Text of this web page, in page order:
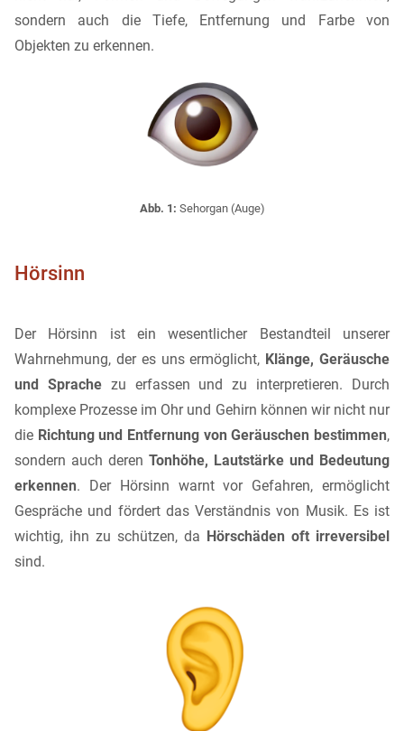
sondern auch die Tiefe, Entfernung und Farbe von
Objekten zu erkennen.
Abb. 1: Sehorgan (Auge)
Hörsinn
Der Hörsinn ist ein wesentlicher Bestandteil unserer
Wahrnehmung, der es uns ermöglicht, Klänge, Geräusche
und Sprachezu erfassen und zu interpretieren. Durch
komplexe Prozesse im Ohr und Gehirn können wir nicht nur
die Richtung und Entfernung von Geräuschen bestimmen,
sondern auch deren Tonhöhe, Lautstärke und Bedeutung
erkennen. Der Hörsinn warnt vor Gefahren, ermöglicht
Gespräche und fördert das Verständnis von Musik. Es ist
wichtig, ihn zu schützen, da Hörschäden oft irreversibel
sind.